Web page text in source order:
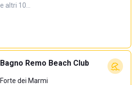
e altri 10…
Bagno Remo Beach Club
Forte dei Marmi